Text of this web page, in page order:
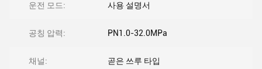
운전 모드: 사용 설명서
공칭 압력: PN1.0-32.0MPa
채널: 곧은 쓰루 타입